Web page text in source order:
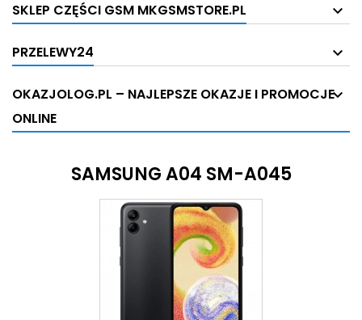
SKLEP CZĘŚCI GSM MKGSMSTORE.PL
PRZELEWY24
OKAZJOLOG.PL – NAJLEPSZE OKAZJE I PROMOCJE
ONLINE
SAMSUNG A04 SM-A045